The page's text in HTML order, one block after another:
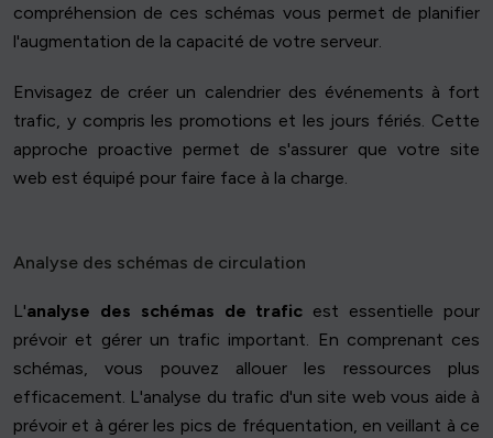
compréhension de ces schémas vous permet de planifier
l'augmentation de la capacité de votre serveur.
Envisagez de créer un calendrier des événements à fort
trafic, y compris les promotions et les jours fériés. Cette
approche proactive permet de s'assurer que votre site
web est équipé pour faire face à la charge.
Analyse des schémas de circulation
L'analyse des schémas de trafic est essentielle pour
prévoir et gérer un trafic important. En comprenant ces
schémas, vous pouvez allouer les ressources plus
efficacement. L'analyse du trafic d'un site web vous aide à
prévoir et à gérer les pics de fréquentation, en veillant à ce